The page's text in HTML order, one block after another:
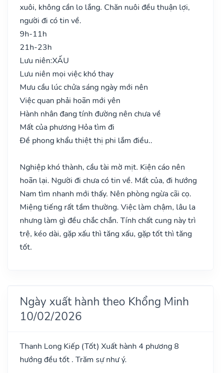
xuôi, không cần lo lắng. Chăn nuôi đều thuận lợi,
người đi có tin về.
9h-11h
21h-23h
Lưu niên:XẤU
Lưu niên mọi việc khó thay
Mưu cầu lúc chửa sáng ngày mới nên
Việc quan phải hoãn mới yên
Hành nhân đang tính đường nên chưa về
Mất của phương Hỏa tìm đi
Đề phong khẩu thiệt thị phi lắm điều..
Nghiệp khó thành, cầu tài mờ mịt. Kiện cáo nên
hoãn lại. Người đi chưa có tin về. Mất của, đi hướng
Nam tìm nhanh mới thấy. Nên phòng ngừa cãi cọ.
Miệng tiếng rất tầm thường. Việc làm chậm, lâu la
nhưng làm gì đều chắc chắn. Tính chất cung này trì
trệ, kéo dài, gặp xấu thì tăng xấu, gặp tốt thì tăng
tốt.
Ngày xuất hành theo Khổng Minh
10/02/2026
Thanh Long Kiếp (Tốt) Xuất hành 4 phương 8
hướng đều tốt . Trăm sự như ý.